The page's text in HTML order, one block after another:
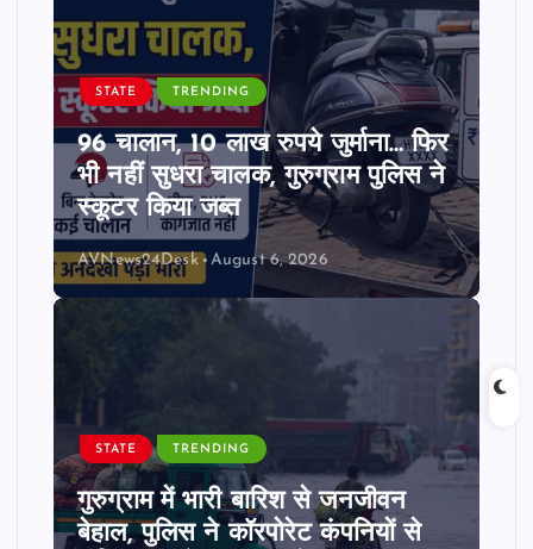
STATE TRENDING
96 चालान, 10 लाख रुपये जुर्माना… फिर
भी नहीं सुधरा चालक, गुरुग्राम पुलिस ने
स्कूटर किया जब्त
AVNews24Desk August 6, 2026
STATE TRENDING
गुरुग्राम में भारी बारिश से जनजीवन
बेहाल, पुलिस ने कॉरपोरेट कंपनियों से